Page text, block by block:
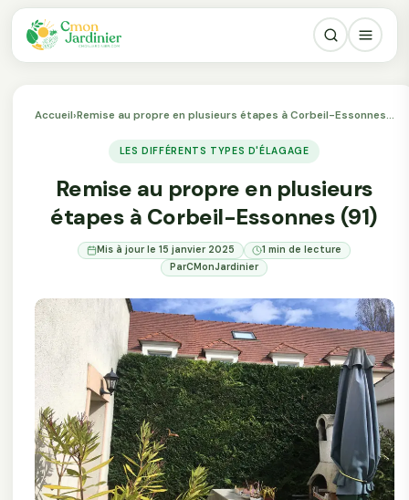
Accueil›Remise au propre en plusieurs étapes à Corbeil-Essonnes…
LES DIFFÉRENTS TYPES D'ÉLAGAGE
Remise au propre en plusieurs
étapes à Corbeil-Essonnes (91)
Mis à jour le 15 janvier 2025
1 min de lecture
ParCMonJardinier